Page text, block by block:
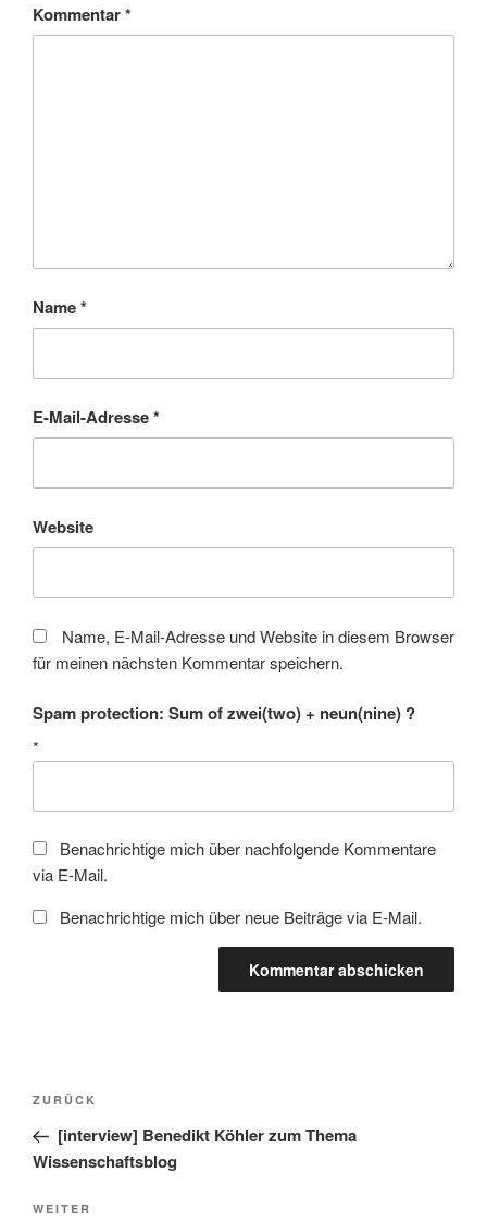
Kommentar*
Name*
E-Mail-Adresse*
Website
Name, E-Mail-Adresse und Website in diesem Browser
für meinen nächsten Kommentar speichern.
Spam protection: Sum of zwei(two) + neun(nine) ?
*
Benachrichtige mich über nachfolgende Kommentare
via E-Mail.
Benachrichtige mich über neue Beiträge via E-Mail.
Beitragsnavigation
Vorheriger
Beitrag
ZURÜCK
[interview] Benedikt Köhler zum Thema
Wissenschaftsblog
Nächster
WEITER